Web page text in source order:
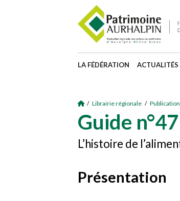
LA FÉDÉRATION ACTUALITÉS
/ Librairie régionale /
Guide
L’histoire de
Présentation